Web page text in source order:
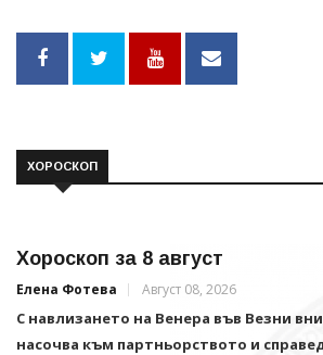
ХОРОСКОП
Хороскоп за 8 август
Елена Фотева Август 08, 2026
С навлизането на Венера във Везни
насочва към партньорството и